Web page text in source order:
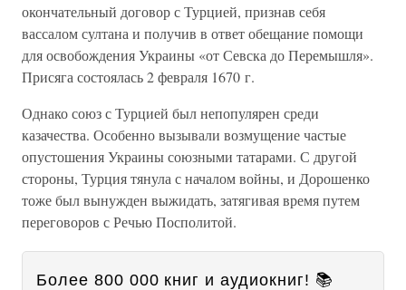
окончательный договор с Турцией, признав себя
вассалом султана и получив в ответ обещание помощи
для освобождения Украины «от Севска до Перемышля».
Присяга состоялась 2 февраля 1670 г.
Однако союз с Турцией был непопулярен среди
казачества. Особенно вызывали возмущение частые
опустошения Украины союзными татарами. С другой
стороны, Турция тянула с началом войны, и Дорошенко
тоже был вынужден выжидать, затягивая время путем
переговоров с Речью Посполитой.
Более 800 000 книг и аудиокниг! 📚